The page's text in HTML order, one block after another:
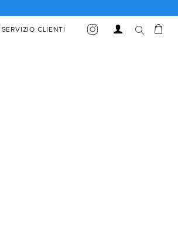
Accedi
SERVIZIO CLIENTI